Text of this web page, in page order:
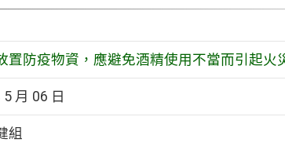
置防疫物資，應避免酒精使用不當而引起火
月 06 日
組